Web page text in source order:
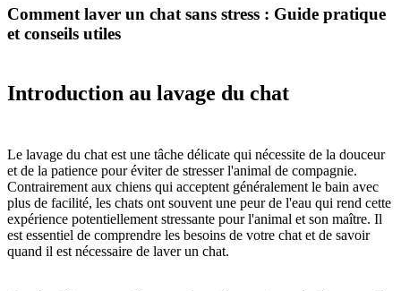
Comment laver un chat sans stress : Guide pratique
et conseils utiles
Introduction au lavage du chat
Le lavage du chat est une tâche délicate qui nécessite de la douceur
et de la patience pour éviter de stresser l'animal de compagnie.
Contrairement aux chiens qui acceptent généralement le bain avec
plus de facilité, les chats ont souvent une peur de l'eau qui rend cette
expérience potentiellement stressante pour l'animal et son maître. Il
est essentiel de comprendre les besoins de votre chat et de savoir
quand il est nécessaire de laver un chat.